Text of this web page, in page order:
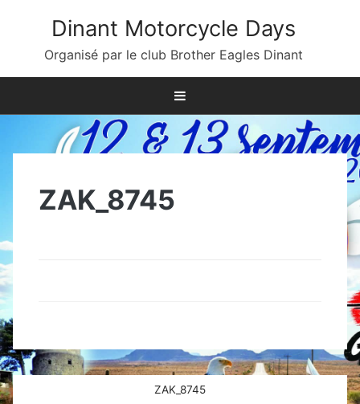
Dinant Motorcycle Days
Organisé par le club Brother Eagles Dinant
ZAK_8745
Navigation
ZAK_8745